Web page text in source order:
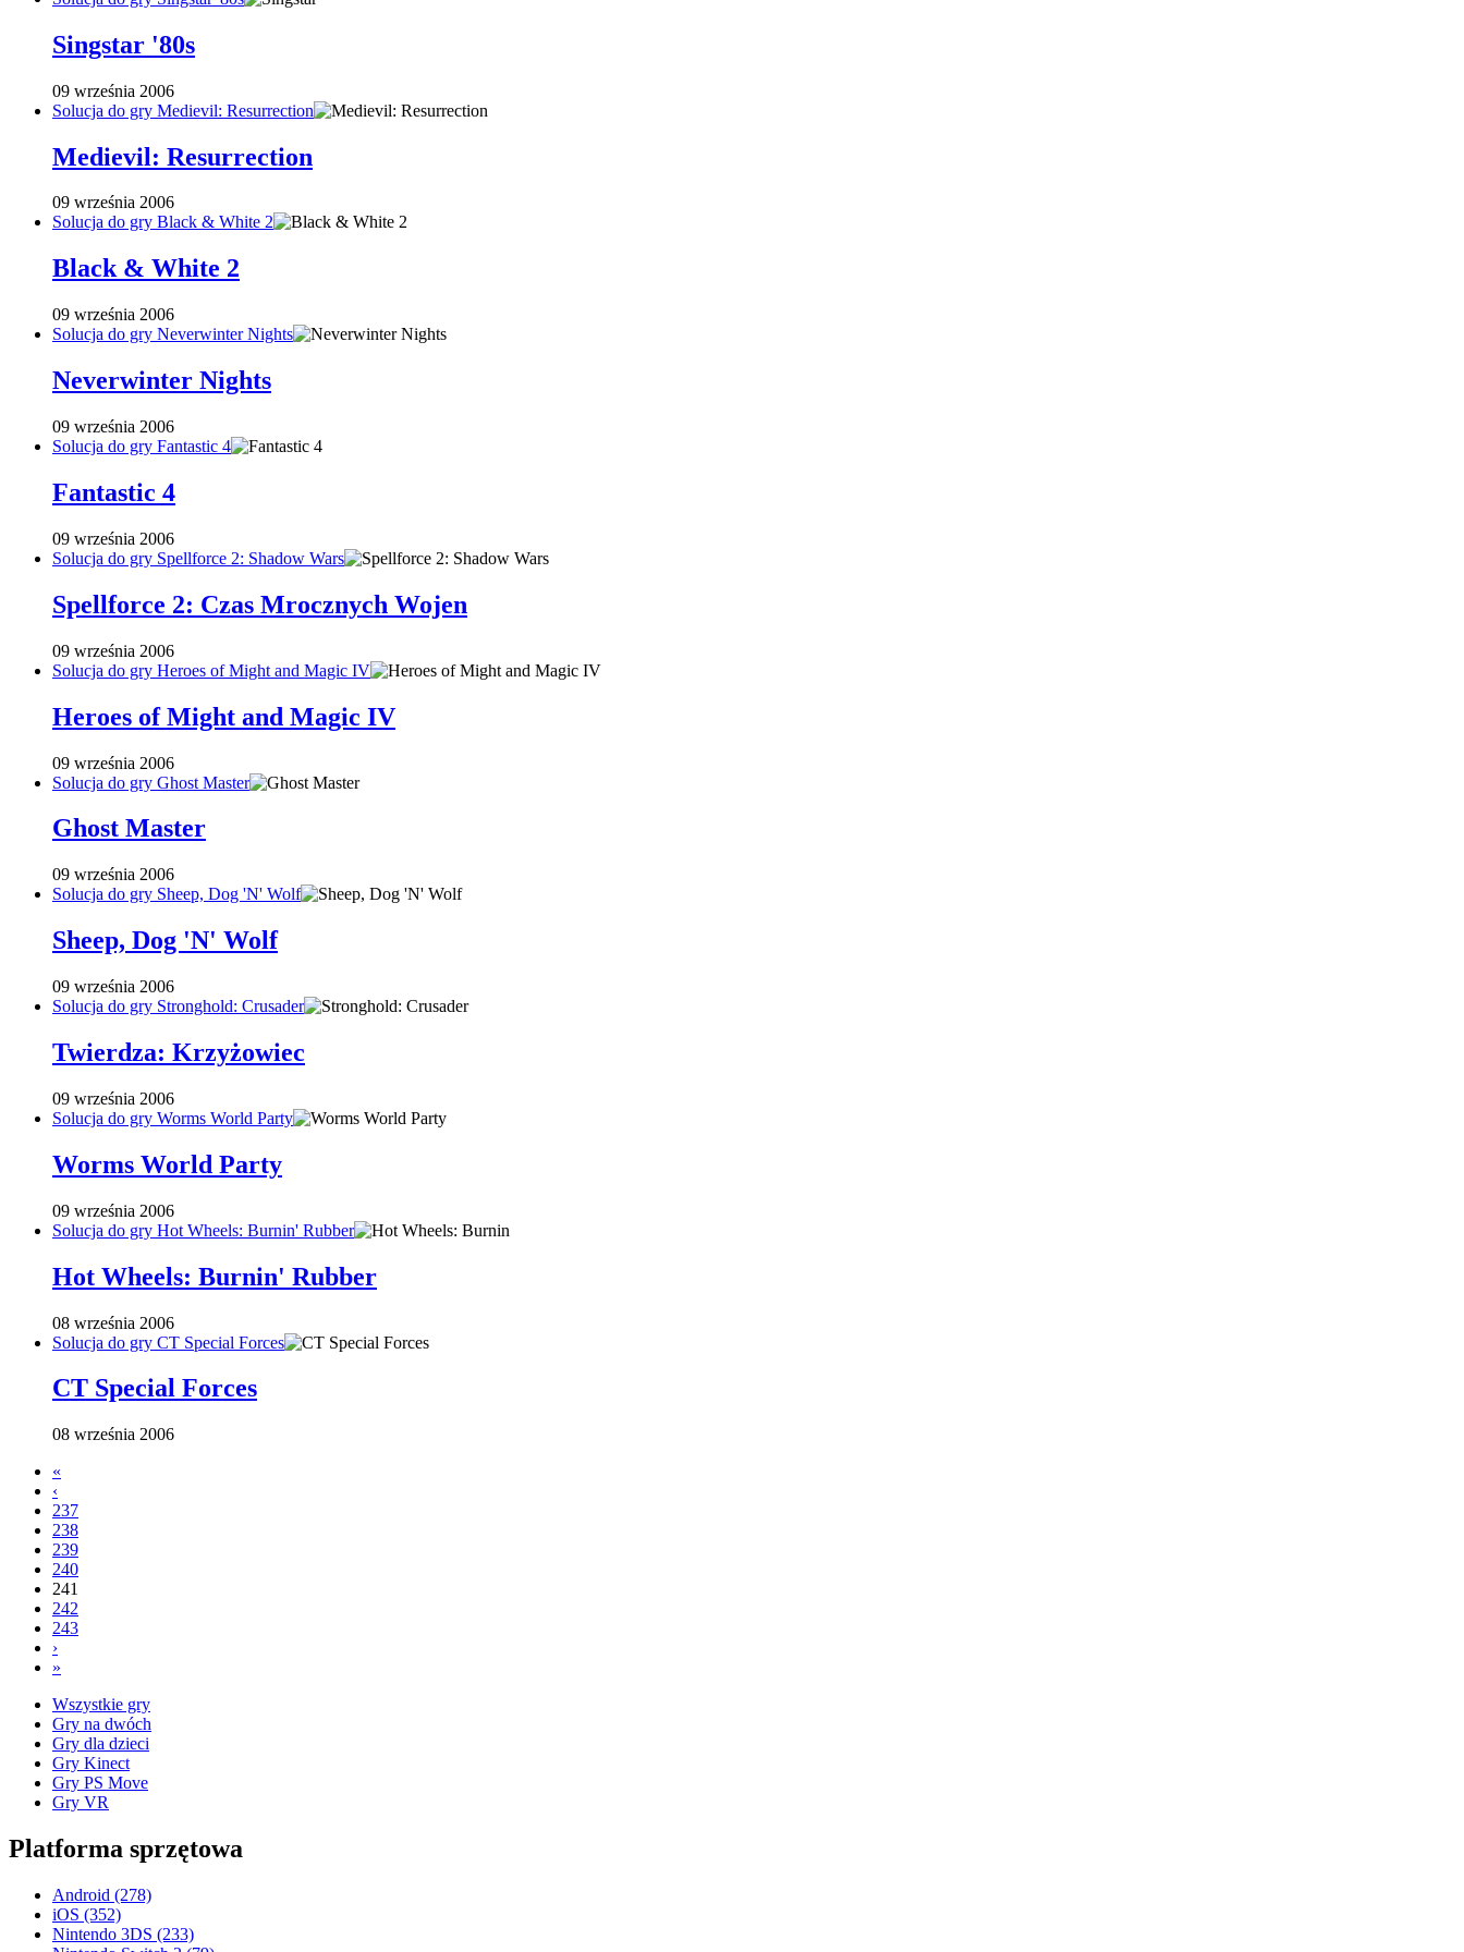
Singstar '80s
09 września 2006
Solucja do gry Medievil: Resurrection
Medievil: Resurrection
09 września 2006
Solucja do gry Black & White 2
Black & White 2
09 września 2006
Solucja do gry Neverwinter Nights
Neverwinter Nights
09 września 2006
Solucja do gry Fantastic 4
Fantastic 4
09 września 2006
Solucja do gry Spellforce 2: Shadow Wars
Spellforce 2: Czas Mrocznych Wojen
09 września 2006
Solucja do gry Heroes of Might and Magic IV
Heroes of Might and Magic IV
09 września 2006
Solucja do gry Ghost Master
Ghost Master
09 września 2006
Solucja do gry Sheep, Dog 'N' Wolf
Sheep, Dog 'N' Wolf
09 września 2006
Solucja do gry Stronghold: Crusader
Twierdza: Krzyżowiec
09 września 2006
Solucja do gry Worms World Party
Worms World Party
09 września 2006
Solucja do gry Hot Wheels: Burnin' Rubber
Hot Wheels: Burnin' Rubber
08 września 2006
Solucja do gry CT Special Forces
CT Special Forces
08 września 2006
«
‹
237
238
239
240
241
242
243
›
»
Wszystkie gry
Gry na dwóch
Gry dla dzieci
Gry Kinect
Gry PS Move
Gry VR
Platforma sprzętowa
Android (278)
iOS (352)
Nintendo 3DS (233)